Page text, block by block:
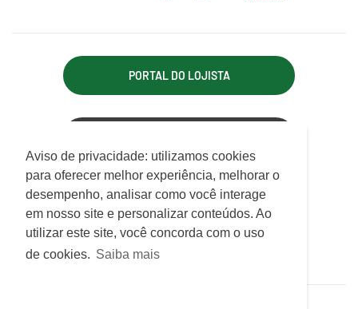
Utilizamos cookies para oferecer melhor
experiência, melhorar o desempenho, analisar
como você interage em nosso site e
personalizar conteúdo.
PORTAL DO LOJISTA
APPEL INDÚSTRIA TÊXTIL LTDA.
Rodovia Antônio Heil, km 21, 7.550 - Limoeiro
CEP 88352-502 - Brusque - SC
ATENDIMENTO
De Segunda a Sexta das 07h30 às 12h e das 13h às 17h15
Aviso de privacidade: utilizamos cookies
para oferecer melhor experiência, melhorar o
desempenho, analisar como você interage
em nosso site e personalizar conteúdos. Ao
utilizar este site, você concorda com o uso
de cookies. Saiba mais